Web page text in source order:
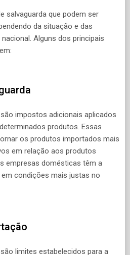
salvaguarda que podem ser
da situação e das
Alguns dos principais
impostos adicionais aplicados
produtos. Essas
os produtos importados mais
em relação aos produtos
empresas domésticas têm a
condições mais justas no
limites estabelecidos para a